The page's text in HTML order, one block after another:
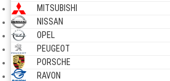
MITSUBISHI
NISSAN
OPEL
PEUGEOT
PORSCHE
RAVON